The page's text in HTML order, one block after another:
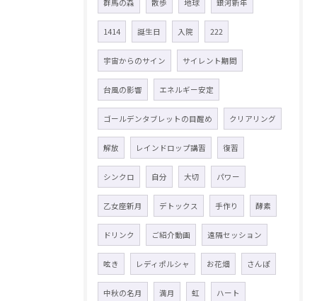
群馬の森 散歩 地球 銀河新年
1414 誕生日 入院 222
宇宙からのサイン サイレント期間
台風の影響 エネルギー安定
ゴールデンタブレットの目醒め クリアリング
解放 レインドロップ講習 復習
シンクロ 自分 大切 パワー
乙女座新月 デトックス 手作り 酵素
ドリンク ご紹介動画 遠隔セッション
呟き レディポルシャ お花畑 さんぽ
中秋の名月 満月 虹 ハート